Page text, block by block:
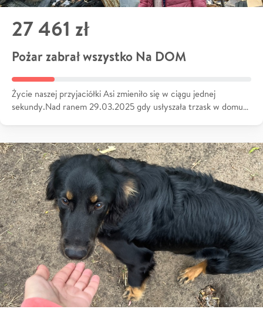
27 461 zł
Pożar zabrał wszystko Na DOM
Życie naszej przyjaciółki Asi zmieniło się w ciągu jednej
sekundy.Nad ranem 29.03.2025 gdy usłyszała trzask w domu…